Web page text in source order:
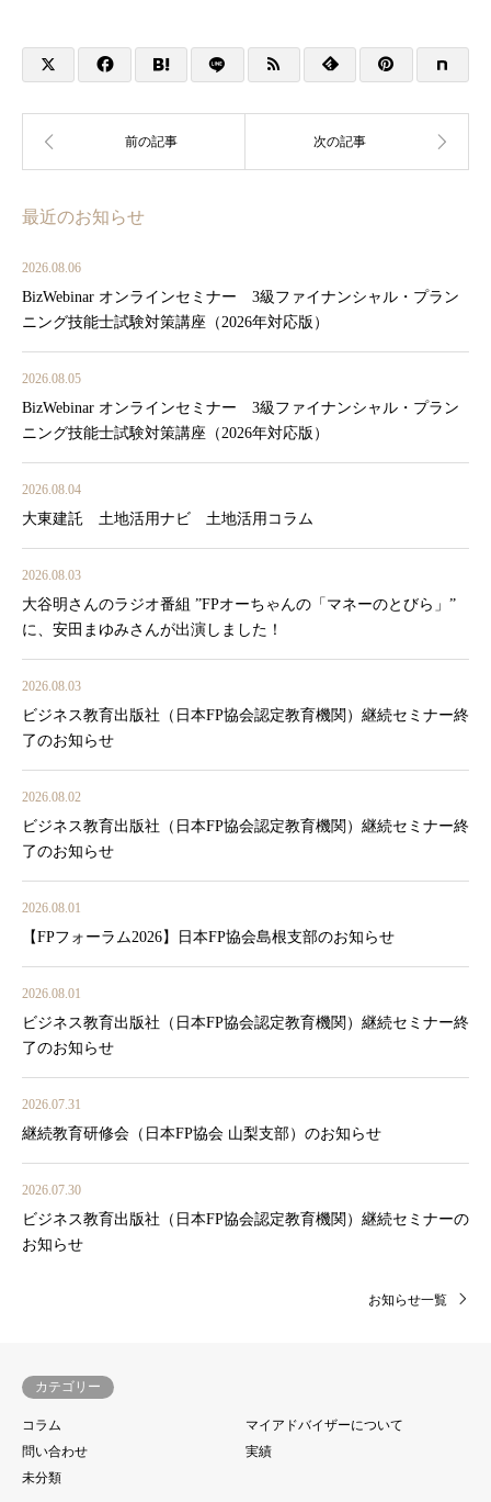
最近のお知らせ
2026.08.06
BizWebinar オンラインセミナー 3級ファイナンシャル・プラン
ニング技能士試験対策講座（2026年対応版）
2026.08.05
BizWebinar オンラインセミナー 3級ファイナンシャル・プラン
ニング技能士試験対策講座（2026年対応版）
2026.08.04
大東建託 土地活用ナビ 土地活用コラム
2026.08.03
大谷明さんのラジオ番組 ”FPオーちゃんの「マネーのとびら」”
に、安田まゆみさんが出演しました！
2026.08.03
ビジネス教育出版社（日本FP協会認定教育機関）継続セミナー終
了のお知らせ
2026.08.02
ビジネス教育出版社（日本FP協会認定教育機関）継続セミナー終
了のお知らせ
2026.08.01
【FPフォーラム2026】日本FP協会島根支部のお知らせ
2026.08.01
ビジネス教育出版社（日本FP協会認定教育機関）継続セミナー終
了のお知らせ
2026.07.31
継続教育研修会（日本FP協会 山梨支部）のお知らせ
2026.07.30
ビジネス教育出版社（日本FP協会認定教育機関）継続セミナーの
お知らせ
お知らせ一覧
カテゴリー
コラム
マイアドバイザーについて
問い合わせ
実績
未分類